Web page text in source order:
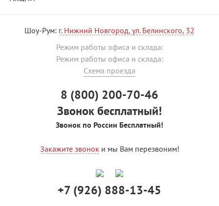
Шоу-Рум: г. Нижний Новгород, ул. Белинского, 32
Режим работы офиса и склада:
Режим работы офиса и склада:
Схема проезда
8 (800) 200-70-46
Звонок бесплатный!
Звонок по России Бесплатный!
Закажите звоноки мы Вам перезвоним!
+7 (926) 888-13-45